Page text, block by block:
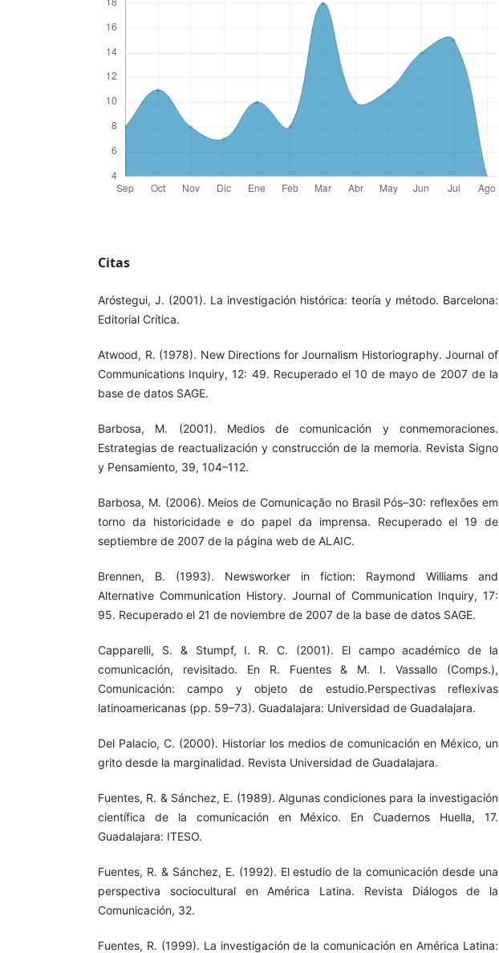
Citas
Aróstegui, J. (2001). La investigación histórica: teoría y método. Barcelona:
Editorial Crítica.
Atwood, R. (1978). New Directions for Journalism Historiography. Journal of
Communications Inquiry, 12: 49. Recuperado el 10 de mayo de 2007 de la
base de datos SAGE.
Barbosa, M. (2001). Medios de comunicación y conmemoraciones.
Estrategias de reactualización y construcción de la memoria. Revista Signo
y Pensamiento, 39, 104–112.
Barbosa, M. (2006). Meios de Comunicação no Brasil Pós–30: reflexões em
torno da historicidade e do papel da imprensa. Recuperado el 19 de
septiembre de 2007 de la página web de ALAIC.
Brennen, B. (1993). Newsworker in fiction: Raymond Williams and
Alternative Communication History. Journal of Communication Inquiry, 17:
95. Recuperado el 21 de noviembre de 2007 de la base de datos SAGE.
Capparelli, S. & Stumpf, I. R. C. (2001). El campo académico de la
comunicación, revisitado. En R. Fuentes & M. I. Vassallo (Comps.),
Comunicación: campo y objeto de estudio.Perspectivas reflexivas
latinoamericanas (pp. 59–73). Guadalajara: Universidad de Guadalajara.
Del Palacio, C. (2000). Historiar los medios de comunicación en México, un
grito desde la marginalidad. Revista Universidad de Guadalajara.
Fuentes, R. & Sánchez, E. (1989). Algunas condiciones para la investigación
científica de la comunicación en México. En Cuadernos Huella, 17.
Guadalajara: ITESO.
Fuentes, R. & Sánchez, E. (1992). El estudio de la comunicación desde una
perspectiva sociocultural en América Latina. Revista Diálogos de la
Comunicación, 32.
Fuentes, R. (1999). La investigación de la comunicación en América Latina: